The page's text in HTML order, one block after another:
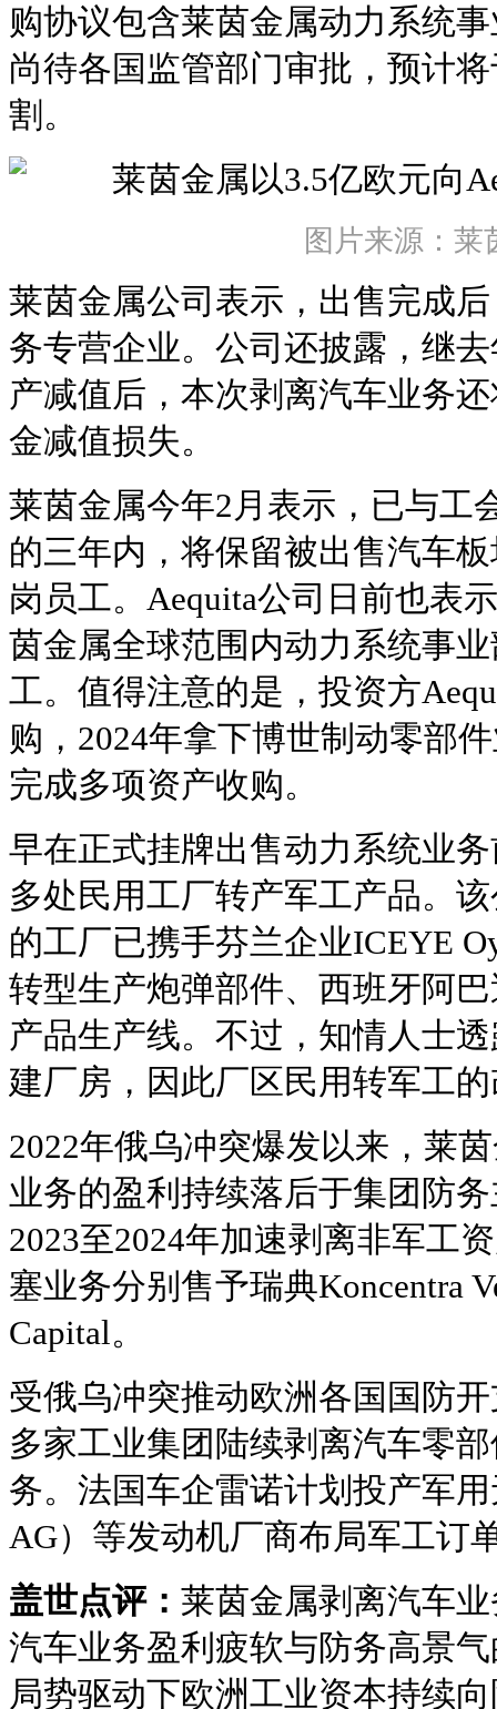
购协议包含莱茵金属动力系统
尚待各国监管部门审批，预计
割。
图片来源：莱
莱茵金属公司表示，出售完成
务专营企业。公司还披露，继
产减值后，本次剥离汽车业务
金减值损失。
莱茵金属今年2月表示，已与工
的三年内，将保留被出售汽车
岗员工。Aequita公司日前也表
茵金属全球范围内动力系统事
工。值得注意的是，投资方
购，2024年拿下博世制动零部
完成多项资产收购。
早在正式挂牌出售动力系统业
多处民用工厂转产军工产品。
的工厂已携手芬兰企业ICEYE
转型生产炮弹部件、西班牙阿
产品生产线。不过，知情人士
建厂房，因此厂区民用转军工
2022年俄乌冲突爆发以来，莱
业务的盈利持续落后于集团防
2023至2024年加速剥离非军工
塞业务分别售予瑞典Koncentra
Capital。
受俄乌冲突推动欧洲各国国防
多家工业集团陆续剥离汽车零
务。法国车企雷诺计划投产军
AG）等发动机厂商布局军工订
盖世点评： 莱茵金属剥离汽车
汽车业务盈利疲软与防务高景
局势驱动下欧洲工业资本持续